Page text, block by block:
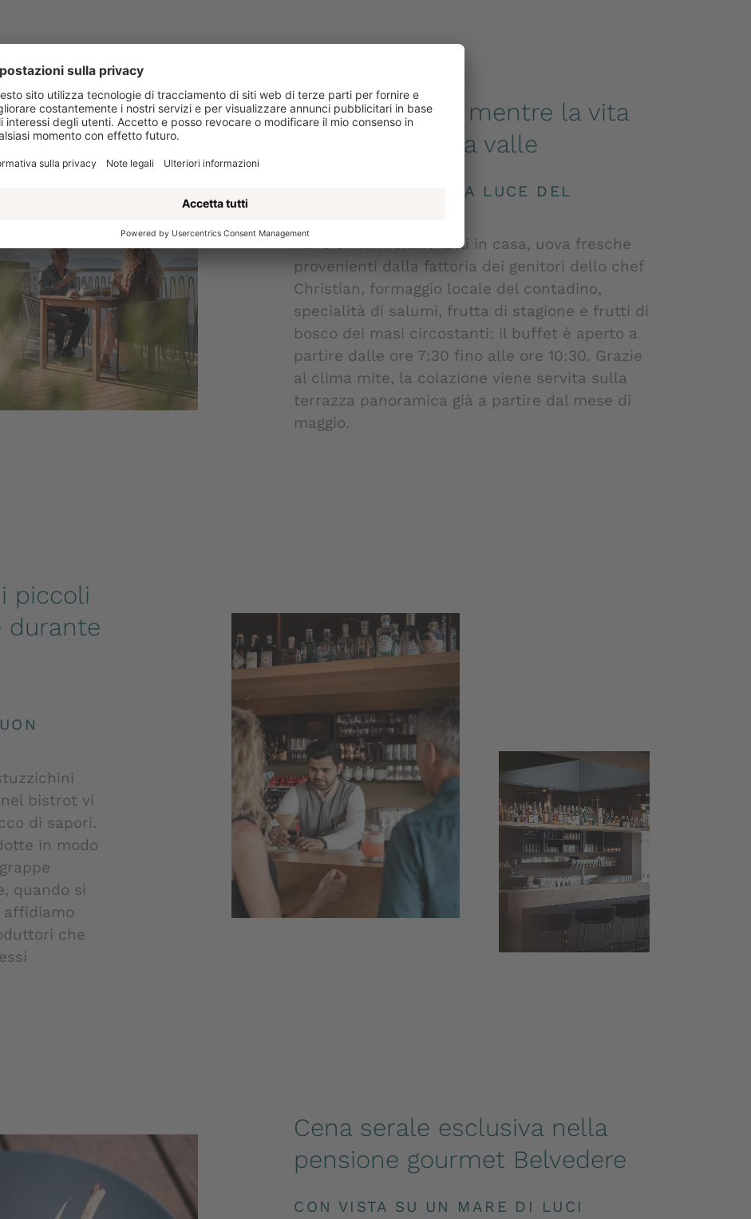
Fare colazione mentre la vita
si risveglia nella valle
LE DOLOMITI NELLA LUCE DEL
Pane e marmellate fatti in casa, uova fresche
provenienti dalla fattoria dei genitori dello chef
Christian, formaggio locale del contadino,
specialità di salumi, frutta di stagione e frutti di
bosco dei masi circostanti: il buffet è aperto a
partire dalle ore 7:30 fino alle ore 10:30. Grazie
al clima mite, la colazione viene servita sulla
terrazza panoramica già a partire dal mese di
maggio.
piccoli
durante
bistrot vi
di sapori.
in modo
quando si
che
Cena serale esclusiva nella
pensione gourmet Belvedere
CON VISTA SU UN MARE DI LUCI